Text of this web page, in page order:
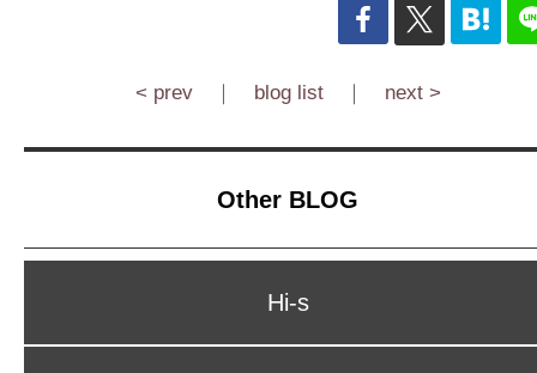
< prev｜ blog list｜ next >
Other BLOG
Hi-s